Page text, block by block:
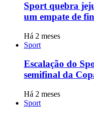
Sport quebra
um empate de
Há 2 meses
Sport
Escalação do
semifinal da
Há 2 meses
Sport